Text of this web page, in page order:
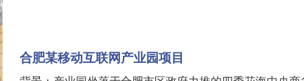
合肥某移动互联网产业园项目